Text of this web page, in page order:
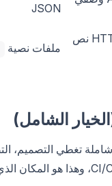
JSON
مشغل HTTP نص
ملفات نصية